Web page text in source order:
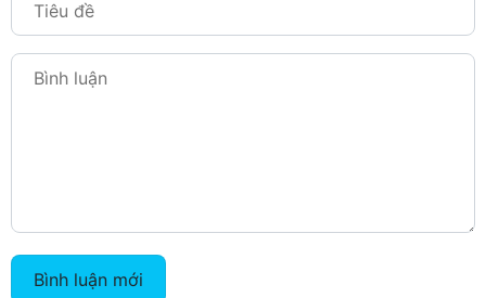
Bình luận mới